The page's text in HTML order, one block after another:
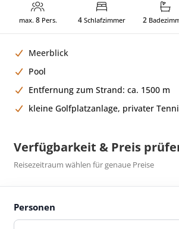
max. 8Pers. 4Schlafzimmer 2
Meerblick
Pool
Entfernung zum Strand: ca. 1500 m
kleine Golfplatzanlage, privater
Verfügbarkeit & Preis
Reisezeitraum wählen für genaue Preise
Personen